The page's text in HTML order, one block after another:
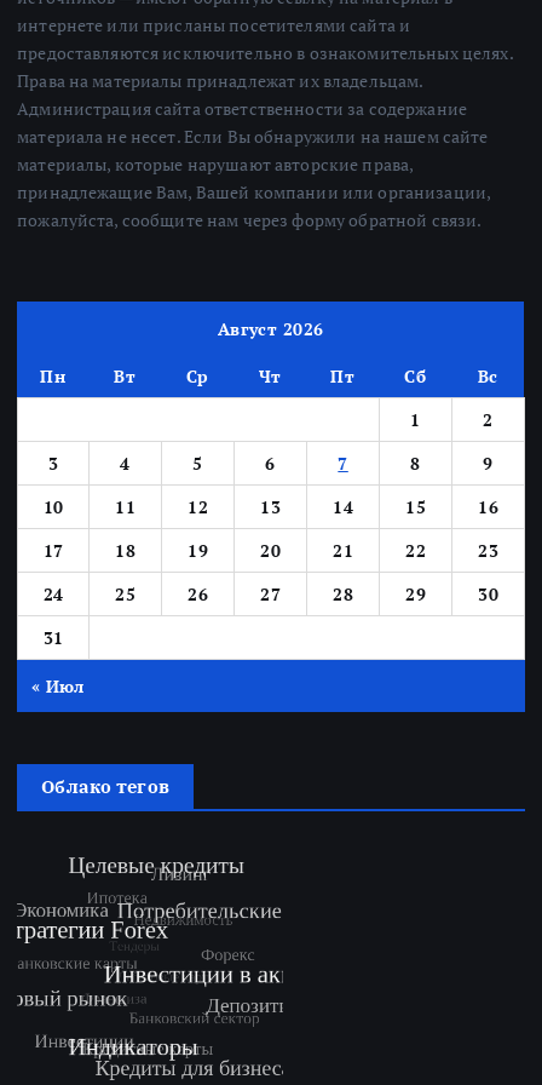
интернете или присланы посетителями сайта и
предоставляются исключительно в ознакомительных целях.
Права на материалы принадлежат их владельцам.
Администрация сайта ответственности за содержание
материала не несет. Если Вы обнаружили на нашем сайте
материалы, которые нарушают авторские права,
принадлежащие Вам, Вашей компании или организации,
пожалуйста, сообщите нам через форму обратной связи.
Август 2026
Пн Вт Ср Чт Пт Сб
Вс
1
2
3
4 5 6 7 8
9
10
11 12 13 14 15
16
17
18 19 20 21 22
23
24
25 26 27 28 29
30
31
« Июл
Облако тегов